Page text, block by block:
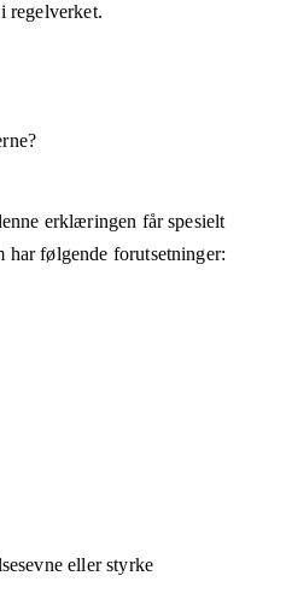
regelverket.
erklæringen får spesielt
har følgende forutsetninger:
eller styrke